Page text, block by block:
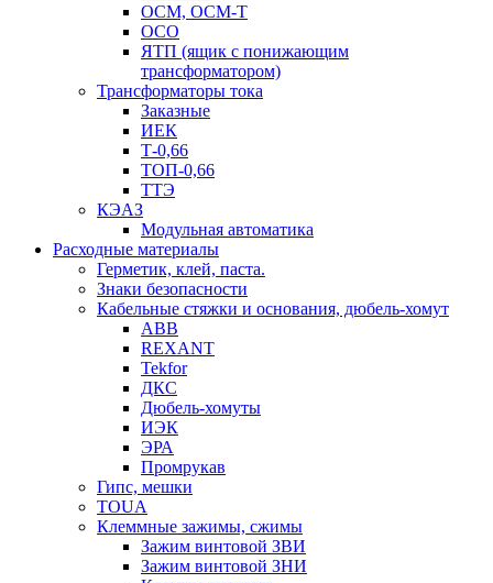
ОСМ, ОСМ-Т
ОСО
ЯТП (ящик с понижающим
трансформатором)
Трансформаторы тока
Заказные
ИЕК
Т-0,66
ТОП-0,66
ТТЭ
КЭАЗ
Модульная автоматика
Расходные материалы
Герметик, клей, паста.
Знаки безопасности
Кабельные стяжки и основания, дюбель-хомут
ABB
REXANT
Tekfor
ДКС
Дюбель-хомуты
ИЭК
ЭРА
Промрукав
Гипс, мешки
TOUA
Клеммные зажимы, сжимы
Зажим винтовой ЗВИ
Зажим винтовой ЗНИ